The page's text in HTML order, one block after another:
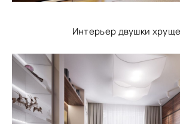
Интерьер двушки